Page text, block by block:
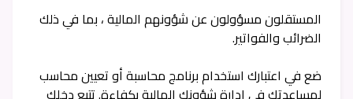
المستقلون مسؤولون عن شؤونهم المالية ، بما في ذلك
الضرائب والفواتير.
ضع في اعتبارك استخدام برنامج محاسبة أو تعيين محاسب
لمساعدتك في إدارة شؤونك المالية بكفاءة. تتبع دخلك